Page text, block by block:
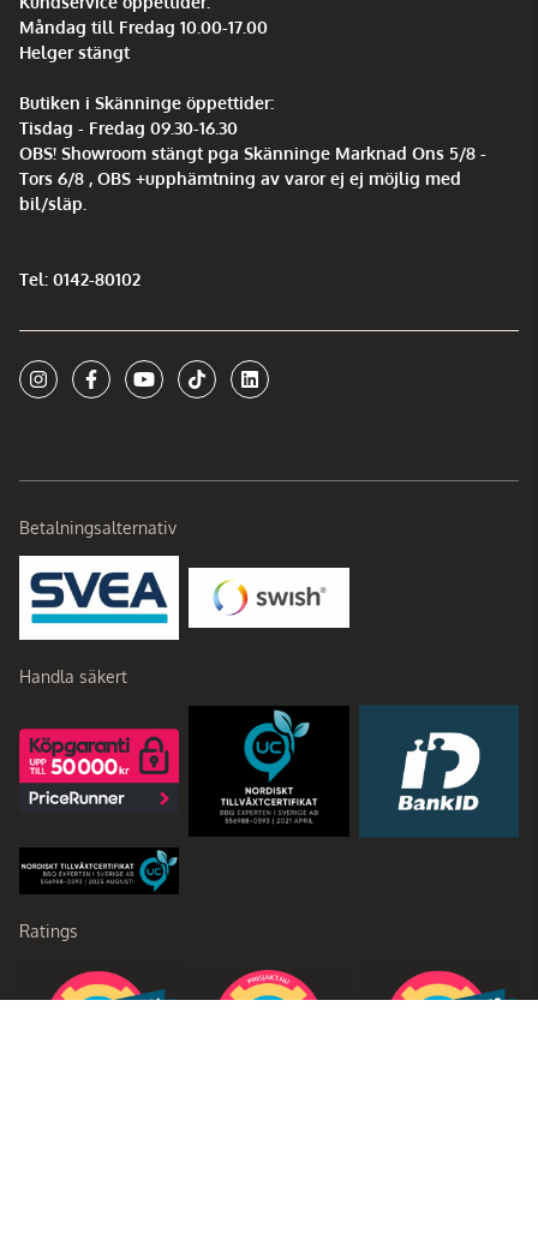
Måndag till Fredag 10.00-17.00
Helger stängt
Butiken i Skänninge öppettider:
Tisdag - Fredag 09.30-16.30
OBS! Showroom stängt pga Skänninge Marknad Ons 5/8 -
Tors 6/8 , OBS +upphämtning av varor ej ej möjlig med
bil/släp.
Tel: 0142-80102
Betalningsalternativ
Handla säkert
Ratings